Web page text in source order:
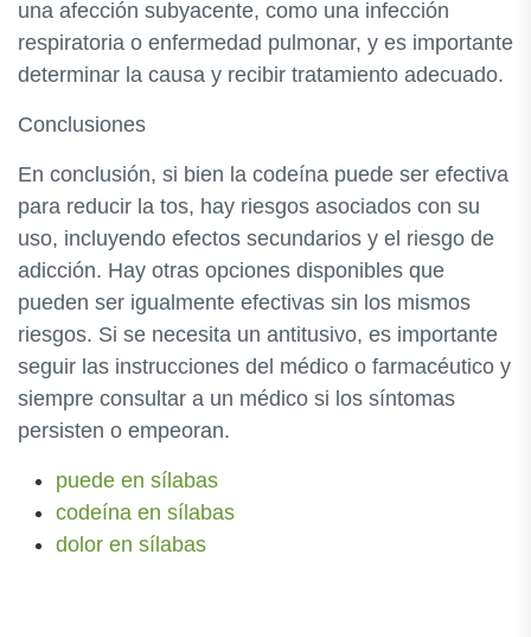
una afección subyacente, como una infección
respiratoria o enfermedad pulmonar, y es importante
determinar la causa y recibir tratamiento adecuado.
Conclusiones
En conclusión, si bien la codeína puede ser efectiva
para reducir la tos, hay riesgos asociados con su
uso, incluyendo efectos secundarios y el riesgo de
adicción. Hay otras opciones disponibles que
pueden ser igualmente efectivas sin los mismos
riesgos. Si se necesita un antitusivo, es importante
seguir las instrucciones del médico o farmacéutico y
siempre consultar a un médico si los síntomas
persisten o empeoran.
puede en sílabas
codeína en sílabas
dolor en sílabas